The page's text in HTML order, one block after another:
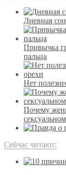
Дневная
Привычка
пальца
Нет
Почему
Сейчас читают: